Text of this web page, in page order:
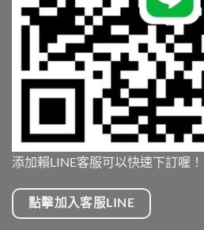
添加賴LINE客服可以快速下訂喔！
點擊加入客服LINE